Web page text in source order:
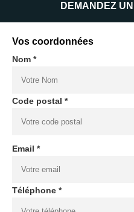
DEMANDEZ
Vos coordonnées
Nom *
Code postal *
Email *
Téléphone *